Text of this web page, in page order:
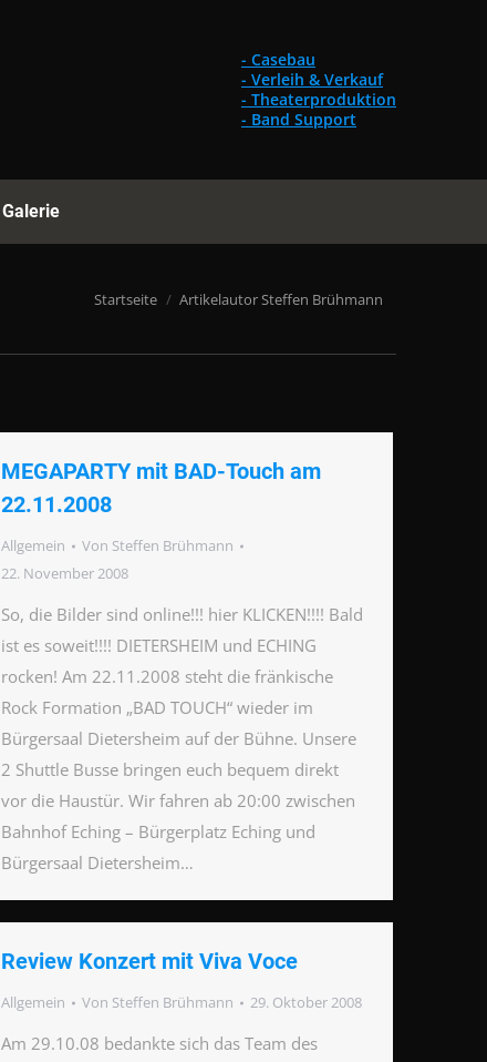
- Casebau
- Verleih & Verkauf
- Theaterproduktion
- Band Support
Galerie
Du bist hier:
Startseite Artikelautor Steffen Brühmann
MEGAPARTY mit BAD-Touch am
22.11.2008
Allgemein Von Steffen Brühmann
22. November 2008
So, die Bilder sind online!!! hier KLICKEN!!!! Bald
ist es soweit!!!! DIETERSHEIM und ECHING
rocken! Am 22.11.2008 steht die fränkische
Rock Formation „BAD TOUCH“ wieder im
Bürgersaal Dietersheim auf der Bühne. Unsere
2 Shuttle Busse bringen euch bequem direkt
vor die Haustür. Wir fahren ab 20:00 zwischen
Bahnhof Eching – Bürgerplatz Eching und
Bürgersaal Dietersheim…
Review Konzert mit Viva Voce
Allgemein Von Steffen Brühmann 29. Oktober 2008
Am 29.10.08 bedankte sich das Team des